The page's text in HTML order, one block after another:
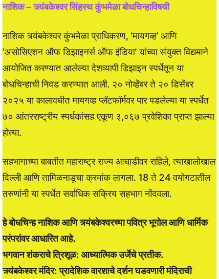
नाशिक – त्र्यंबकेश्वर सिंहस्थ कुंभमेळा बोधचिन्हाविषयी
नाशिक त्र्यंबकेश्वर कुंभमेळा प्राधिकरण, ‘मायगव्ह’ आणि
‘असोसिएशन ऑफ डिझाइनर्स ऑफ इंडिया’ यांच्या संयुक्त विद्यमाने
आयोजित करण्यात आलेल्या देशव्यापी डिझाइन स्पर्धेतून या
बोधचिन्हाची निवड करण्यात आली. २० नोव्हेंबर ते २० डिसेंबर
२०२५ या कालावधीत मायगव्ह प्लॅटफॉर्मवर पार पडलेल्या या स्पर्धेत
७० आंतरराष्ट्रीय स्पर्धकांसह एकूण ३,०६७ प्रवेशिका प्राप्त झाल्या
होत्या.
सहभागाच्या बाबतीत महाराष्ट्र राज्य आघाडीवर राहिले, त्याखालोखाल
दिल्ली आणि तामिळनाडूचा क्रमांक लागला. 18 ते 24 वयोगटातील
तरुणांनी या स्पर्धेत सर्वाधिक सक्रिय सहभाग नोंदवला.
हे बोधचिन्ह नाशिक आणि त्र्यंबकेश्वरच्या पवित्र भूगोल आणि धार्मिक
परंपरांवर आधारित आहे.
भगवान शंकराचे त्रिशूळ: आध्यात्मिक उर्जेचे प्रतीक.
त्र्यंबकेश्वर मंदिर: प्रादेशिक वारशाचे दर्शन घडवणारी मंदिराची